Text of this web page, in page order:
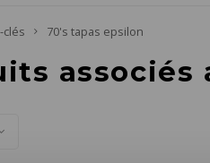
clés 70's tapas epsilon
associés